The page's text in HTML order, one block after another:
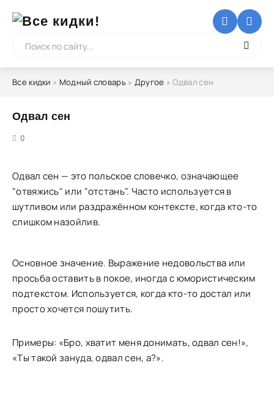
Все кидки » Модный словарь» Другое » Одвал сен
Одвал сен
0
Одвал сен — это польское словечко, означающее
"отвяжись" или "отстань". Часто используется в
шутливом или раздражённом контексте, когда кто-то
слишком назойлив.
Основное значение. Выражение недовольства или
просьба оставить в покое, иногда с юмористическим
подтекстом. Используется, когда кто-то достал или
просто хочется пошутить.
Примеры: «Бро, хватит меня донимать, одвал сен!»,
«Ты такой зануда, одвал сен, а?».